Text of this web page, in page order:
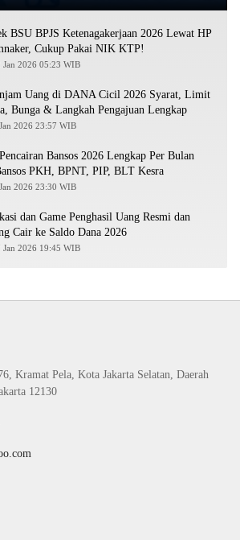
BSU BPJS Ketenagakerjaan 2026 Lewat HP
Cukup Pakai NIK KTP!
Jan 2026 05:23 WIB
Uang di DANA Cicil 2026 Syarat, Limit
Bunga & Langkah Pengajuan Lengkap
2026 23:57 WIB
Bansos 2026 Lengkap Per Bulan
PKH, BPNT, PIP, BLT Kesra
2026 23:30 WIB
dan Game Penghasil Uang Resmi dan
Cair ke Saldo Dana 2026
Jan 2026 19:45 WIB
Kramat Pela, Kota Jakarta Selatan, Daerah
12130